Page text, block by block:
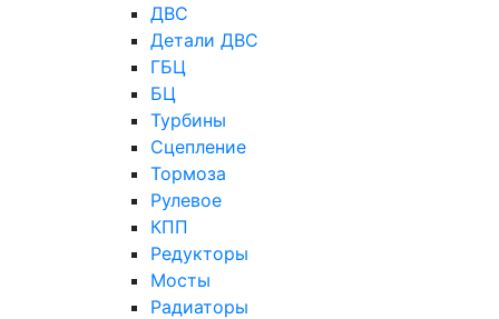
ДВС
Детали ДВС
ГБЦ
БЦ
Турбины
Сцепление
Тормоза
Рулевое
КПП
Редукторы
Мосты
Радиаторы